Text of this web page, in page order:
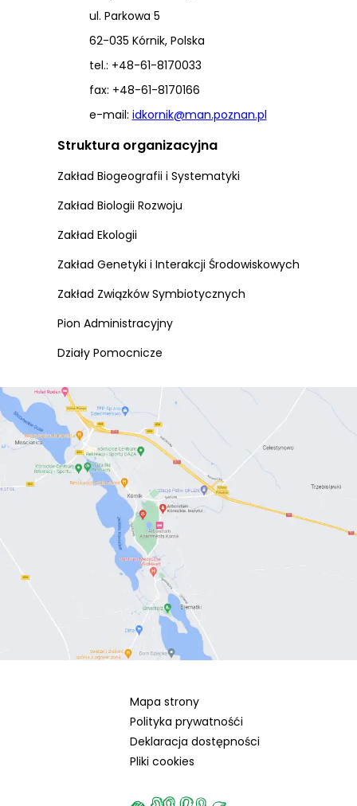
ul. Parkowa 5
62-035 Kórnik, Polska
tel.: +48-61-8170033
fax: +48-61-8170166
e-mail: idkornik@man.poznan.pl
Struktura organizacyjna
Zakład Biogeografii i Systematyki
Zakład Biologii Rozwoju
Zakład Ekologii
Zakład Genetyki i Interakcji Środowiskowych
Zakład Związków Symbiotycznych
Pion Administracyjny
Działy Pomocnicze
Mapa strony
Polityka prywatnośći
Deklaracja dostępności
Pliki cookies